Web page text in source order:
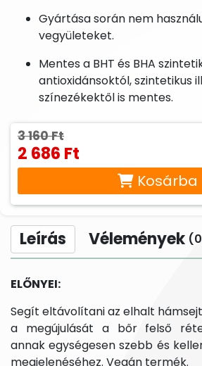
3 160 Ft
2 686 Ft
Kosárba
Gyártása során nem
vegyületeket.
Mentes a BHT és BHA
antioxidánsoktól, szintetikus
színezékektől is mentes.
Leírás Vélemények
ELŐNYEI:
Segít eltávolítani az elhalt
a megújulását a bőr felső
annak egységesen szebb és
megjelenéséhez. Vegán termék.